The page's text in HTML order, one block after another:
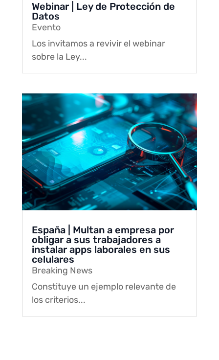
Webinar | Ley de Protección de
Datos
Evento
Los invitamos a revivir el webinar
sobre la Ley...
España | Multan a empresa por
obligar a sus trabajadores a
instalar apps laborales en sus
celulares
Breaking News
Constituye un ejemplo relevante de
los criterios...